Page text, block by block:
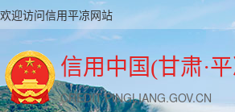
欢迎访问信用平凉网站
信用中国(甘肃·
CREDIT.PINGLIANG.GOV.CN